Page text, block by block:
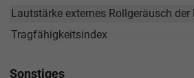
Lautstärke externes Rollgeräusch der
Tragfähigkeitsindex
Sonstiges